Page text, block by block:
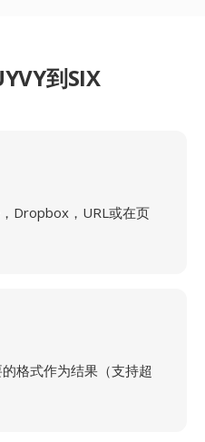
到SIX
Dropbox，URL或在页
格式作为结果（支持超